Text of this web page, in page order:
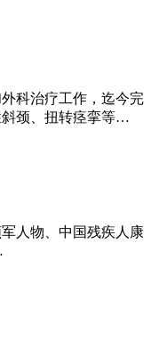
科治疗工作，迄今完
斜颈、扭转痉挛等…
人物、中国残疾人康